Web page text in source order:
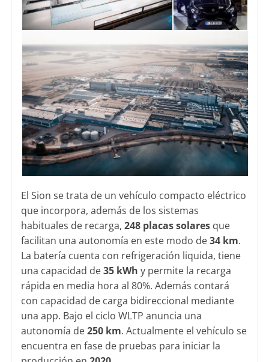
El Sion se trata de un vehículo compacto eléctrico
que incorpora, además de los sistemas
habituales de recarga, 248 placas solaresque
facilitan una autonomía en este modo de34 km.
La batería cuenta con refrigeración liquida, tiene
una capacidad de35 kWh y permite la recarga
rápida en media hora al 80%. Además contará
con capacidad de carga bidireccional mediante
una app. Bajo el ciclo WLTP anuncia una
autonomía de250 km. Actualmente el vehículo se
encuentra en fase de pruebas para iniciar la